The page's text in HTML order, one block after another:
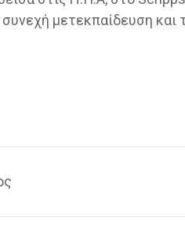
μετεκπαίδευση